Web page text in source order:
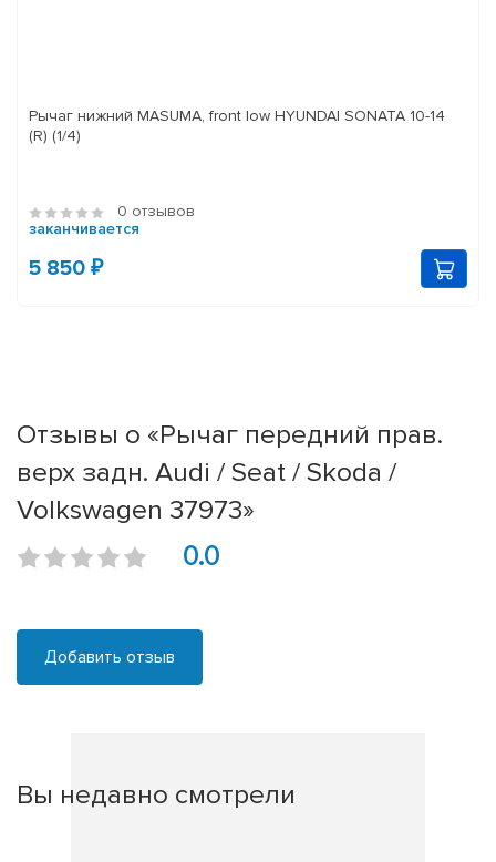
Рычаг нижний MASUMA, front low HYUNDAI SONATA 10-14
(R) (1/4)
0 отзывов
заканчивается
5 850 ₽
Отзывы о «Рычаг передний прав.
верх задн. Audi / Seat / Skoda /
Volkswagen 37973»
0.0
Добавить отзыв
Вы недавно смотрели